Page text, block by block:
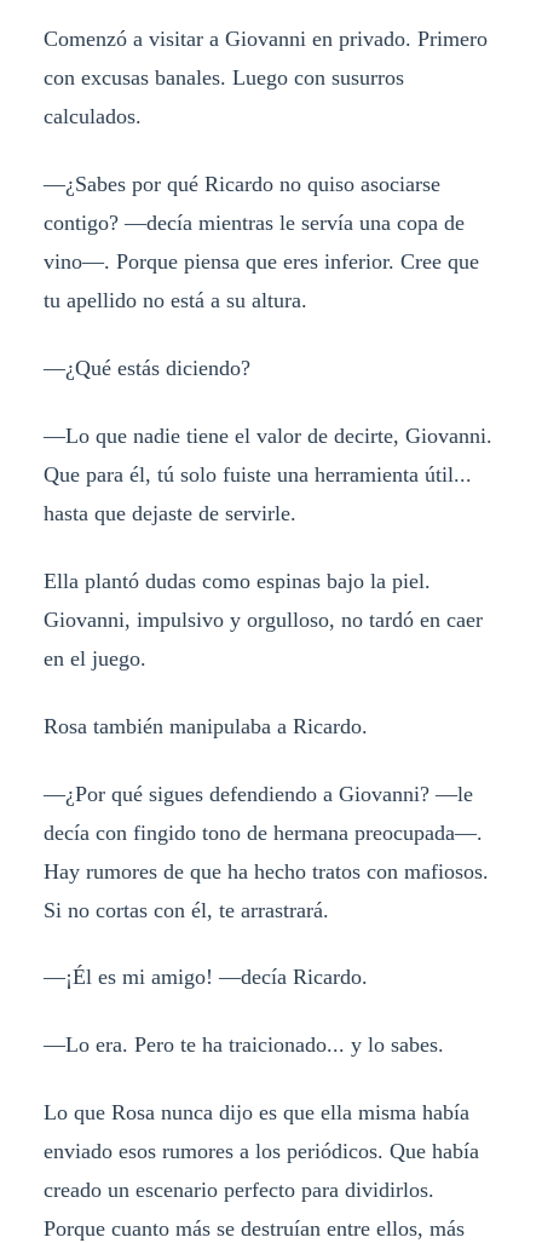
Comenzó a visitar a Giovanni en privado. Primero
con excusas banales. Luego con susurros
calculados.
—¿Sabes por qué Ricardo no quiso asociarse
contigo? —decía mientras le servía una copa de
vino—. Porque piensa que eres inferior. Cree que
tu apellido no está a su altura.
—¿Qué estás diciendo?
—Lo que nadie tiene el valor de decirte, Giovanni.
Que para él, tú solo fuiste una herramienta útil...
hasta que dejaste de servirle.
Ella plantó dudas como espinas bajo la piel.
Giovanni, impulsivo y orgulloso, no tardó en caer
en el juego.
Rosa también manipulaba a Ricardo.
—¿Por qué sigues defendiendo a Giovanni? —le
decía con fingido tono de hermana preocupada—.
Hay rumores de que ha hecho tratos con mafiosos.
Si no cortas con él, te arrastrará.
—¡Él es mi amigo! —decía Ricardo.
—Lo era. Pero te ha traicionado... y lo sabes.
Lo que Rosa nunca dijo es que ella misma había
enviado esos rumores a los periódicos. Que había
creado un escenario perfecto para dividirlos.
Porque cuanto más se destruían entre ellos, más